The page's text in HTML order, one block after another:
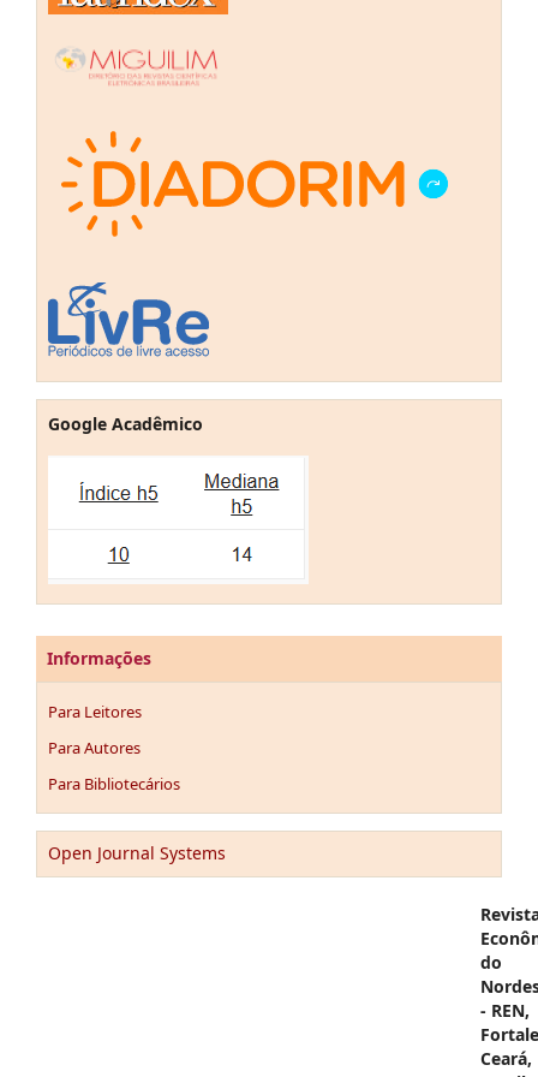
Google Acadêmico
Informações
Para Leitores
Para Autores
Para Bibliotecários
Open Journal Systems
do
- REN,
Ceará,